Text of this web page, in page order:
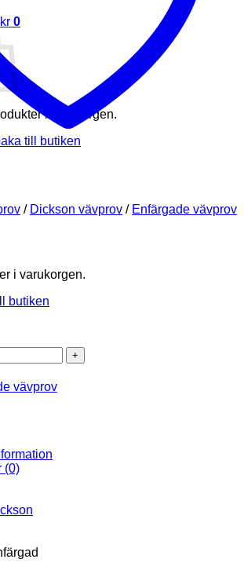
kr 0
i varukorgen.
till butiken
i varukorgen.
butiken
/ Dickson vävprov / Enfärgade vävprov
vävprov
(0)